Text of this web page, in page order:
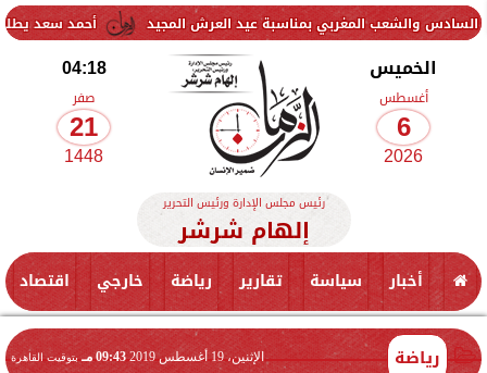
أحمد سعد يطلق «الألبوم المغربي بمناسبة عيد العرش المجيد
الخميس
أغسطس
6
2026
04:18
صفر
21
1448
رئيس مجلس الإدارة ورئيس التحرير
إلهام شرشر
أخبار سياسة تقارير رياضة خارجي اقتصاد
رياضة الإثنين، 19 أغسطس 2019 09:43 مـ بتوقيت القاهرة